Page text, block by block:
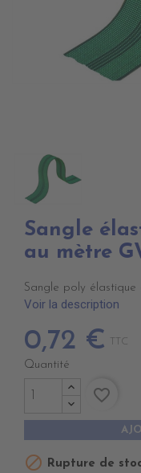
Sangle
au mètre
Sangle poly
Voir la description
0,72 € TTC
Quantité
favorite_border
 Rupture de